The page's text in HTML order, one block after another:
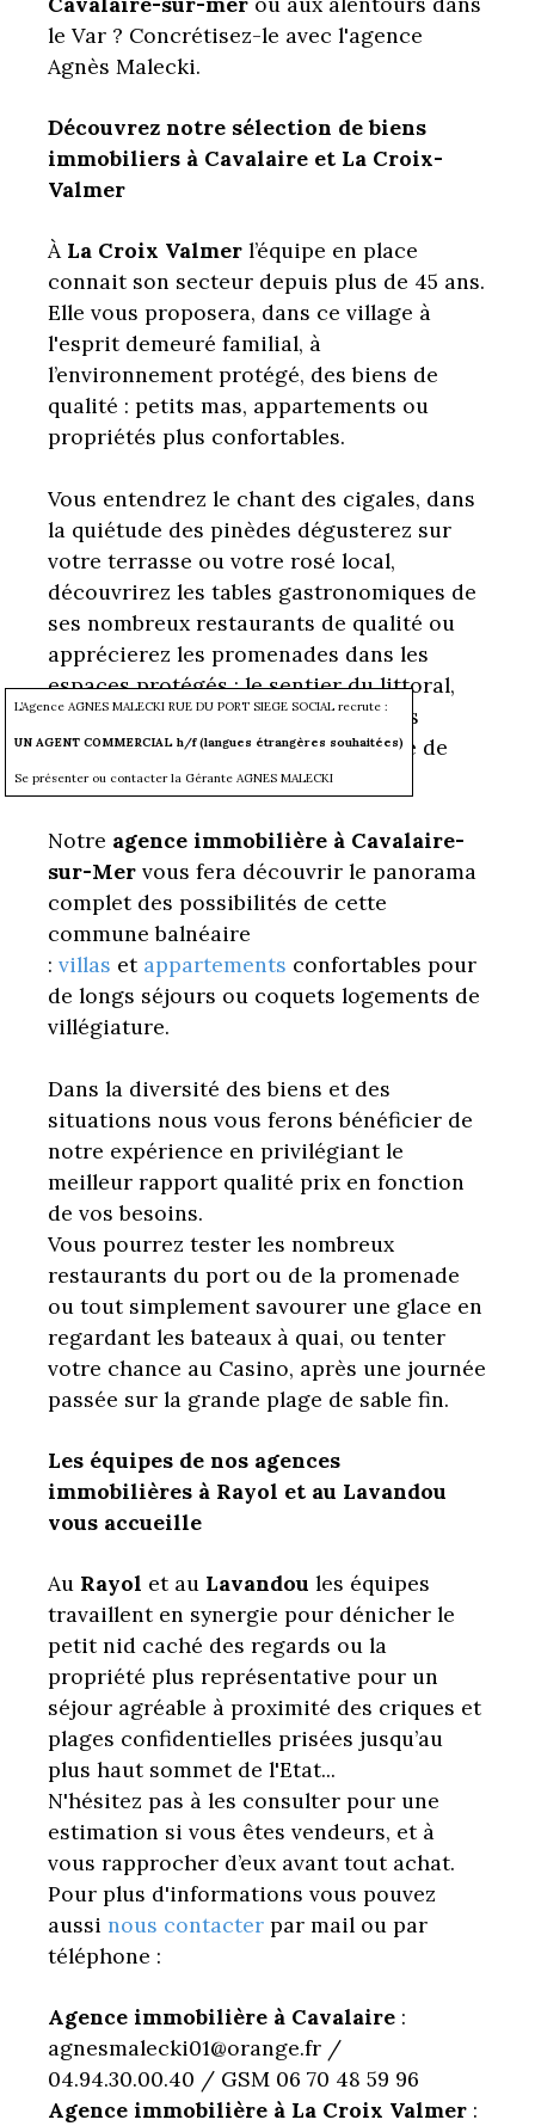
L’Agence AGNES MALECKI RUE DU PORT SIEGE SOCIAL recrute :
UN AGENT COMMERCIAL h/f (langues étrangères souhaitées)
Se présenter ou contacter la Gérante AGNES MALECKI
le Var ? Concrétisez-le avec l'agence
Agnès Malecki.
Découvrez notre sélection de biens
immobiliers à Cavalaire et La Croix-
Valmer
À La Croix Valmer l’équipe en place
connait son secteur depuis plus de 45 ans.
Elle vous proposera, dans ce village à
l'esprit demeuré familial, à
l’environnement protégé, des biens de
qualité : petits mas, appartements ou
propriétés plus confortables.
Vous entendrez le chant des cigales, dans
la quiétude des pinèdes dégusterez sur
votre terrasse ou votre rosé local,
découvrirez les tables gastronomiques de
ses nombreux restaurants de qualité ou
apprécierez les promenades dans les
espaces protégés : le sentier du littoral,
les petites criques de Jovah, le Bruis
jusqu'aux plages aux eaux turquoise de
l’Escalet.
Notre agence immobilière à Cavalaire-
sur-Mer vous fera découvrir le panorama
complet des possibilités de cette
commune balnéaire
: villas et appartements confortables pour
de longs séjours ou coquets logements de
villégiature.
Dans la diversité des biens et des
situations nous vous ferons bénéficier de
notre expérience en privilégiant le
meilleur rapport qualité prix en fonction
de vos besoins.
Vous pourrez tester les nombreux
restaurants du port ou de la promenade
ou tout simplement savourer une glace en
regardant les bateaux à quai, ou tenter
votre chance au Casino, après une journée
passée sur la grande plage de sable fin.
Les équipes de nos agences
immobilières à Rayol et au Lavandou
vous accueille
Au Rayol et au Lavandou les équipes
travaillent en synergie pour dénicher le
petit nid caché des regards ou la
propriété plus représentative pour un
séjour agréable à proximité des criques et
plages confidentielles prisées jusqu’au
plus haut sommet de l'Etat...
N'hésitez pas à les consulter pour une
estimation si vous êtes vendeurs, et à
vous rapprocher d’eux avant tout achat.
Pour plus d'informations vous pouvez
aussi nous contacter par mail ou par
téléphone :
Agence immobilière à Cavalaire :
agnesmalecki01@orange.fr /
04.94.30.00.40 / GSM 06 70 48 59 96
Agence immobilière à La Croix Valmer :